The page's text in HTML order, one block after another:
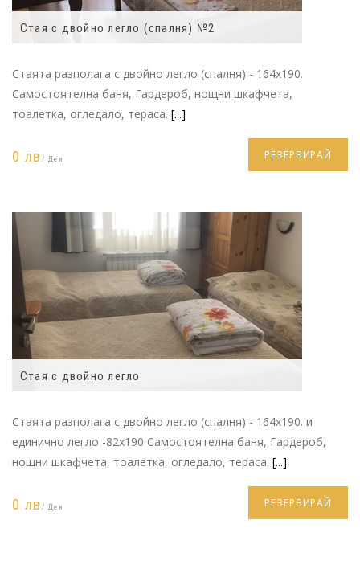
Стая с двойно легло (спалня) №2
Стаята разполага с двойно легло (спалня) - 164x190.
Самостоятелна баня, Гардероб, нощни шкафчета,
тоалетка, огледало, тераса. [...]
0 лв / Ден РЕЗЕРВИРАЙ
Стая с двойно легло
Стаята разполага с двойно легло (спалня) - 164x190. и
единично легло -82х190 Самостоятелна баня, Гардероб,
нощни шкафчета, тоалетка, огледало, тераса. [...]
0 лв / Ден РЕЗЕРВИРАЙ